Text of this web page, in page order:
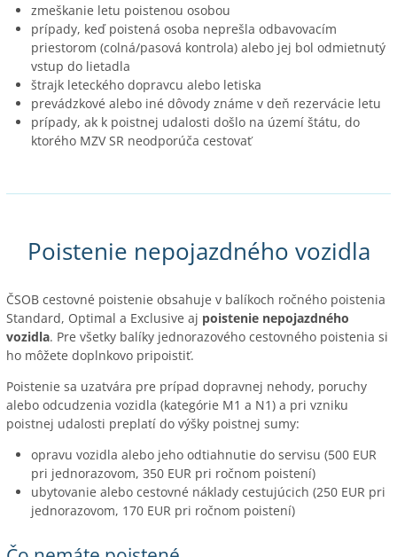
zmeškanie letu poistenou osobou
prípady, keď poistená osoba neprešla odbavovacím
priestorom (colná/pasová kontrola) alebo jej bol odmietnutý
vstup do lietadla
štrajk leteckého dopravcu alebo letiska
prevádzkové alebo iné dôvody známe v deň rezervácie letu
prípady, ak k poistnej udalosti došlo na území štátu, do
ktorého MZV SR neodporúča cestovať
Poistenie nepojazdného vozidla
ČSOB cestovné poistenie obsahuje v balíkoch ročného poistenia
Standard, Optimal a Exclusive aj poistenie nepojazdného
vozidla. Pre všetky balíky jednorazového cestovného poistenia si
ho môžete doplnkovo pripoistiť.
Poistenie sa uzatvára pre prípad dopravnej nehody, poruchy
alebo odcudzenia vozidla (kategórie M1 a N1) a pri vzniku
poistnej udalosti preplatí do výšky poistnej sumy:
opravu vozidla alebo jeho odtiahnutie do servisu (500 EUR
pri jednorazovom, 350 EUR pri ročnom poistení)
ubytovanie alebo cestovné náklady cestujúcich (250 EUR pri
jednorazovom, 170 EUR pri ročnom poistení)